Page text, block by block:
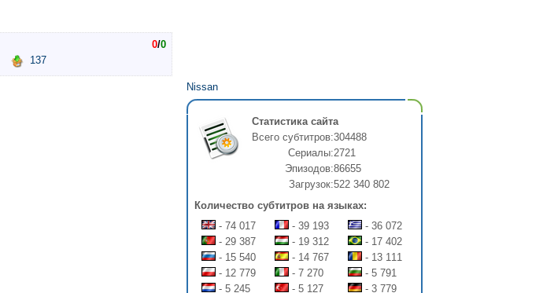
0/0
137
Nissan
Статистика сайта
Всего субтитров:304488
Сериалы:2721
Эпизодов:86655
Загрузок:522 340 802
Количество субтитров на языках:
- 74 017
- 39 193
- 36 072
- 29 387
- 19 312
- 17 402
- 15 540
- 14 767
- 13 111
- 12 779
- 7 270
- 5 791
- 5 245
- 5 127
- 3 779